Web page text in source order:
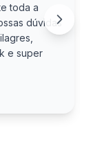
toda a
dúvidas
e super